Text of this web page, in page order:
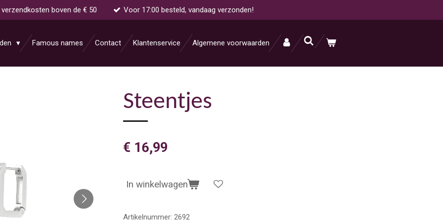
boven de € 50 Voor 17:00 besteld, vandaag verzonden!
Famous names Contact Klantenservice Algemene voorwaarden
Steentjes
€ 16,99
In winkelwagen
Artikelnummer: 2692